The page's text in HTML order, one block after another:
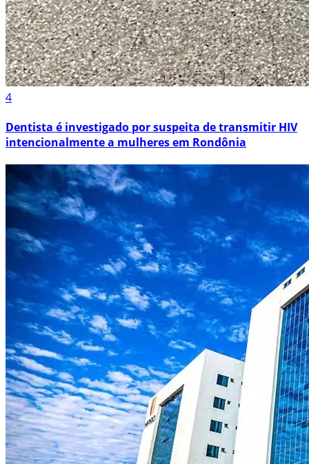
4
Dentista é investigado por suspeita de transmitir HIV
intencionalmente a mulheres em Rondônia